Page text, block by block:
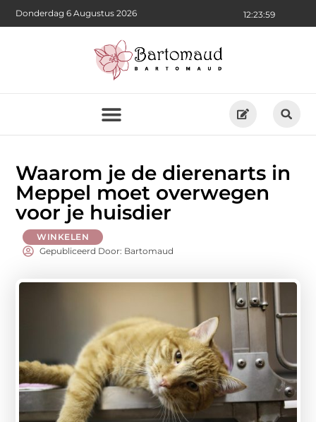
12:24:00
Donderdag 6 Augustus 2026
Waarom je de dierenarts in
Meppel moet overwegen
voor je huisdier
WINKELEN
Gepubliceerd Door: Bartomaud